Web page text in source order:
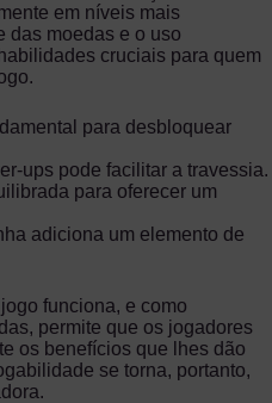
em níveis mais
das moedas e o uso
cruciais para quem
para desbloquear
ups pode facilitar a travessia.
para oferecer um
adiciona um elemento de
funciona, e como
permite que os jogadores
os benefícios que lhes dão
se torna, portanto,